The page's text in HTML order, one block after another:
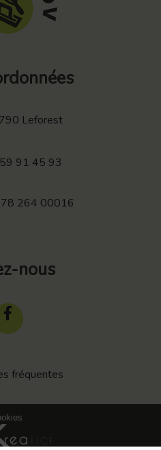
Leforest
91 45 93
264 00016
nous
fréquentes